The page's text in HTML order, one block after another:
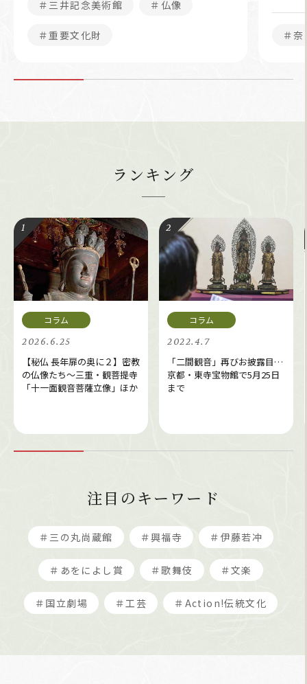
＃三井記念美術館 ＃仏像
＃重要文化財 ＃
ランキング
2026.6.25
【秘仏 長年扉の奥に２】密教
の仏像たち～三重・観菩提寺
「十一面観音菩薩立像」ほか
2022.4.7
「二間観音」再びお披露目…
京都・東寺宝物館で5月25日
まで
注目のキーワード
＃三の丸尚蔵館 ＃興福寺 ＃伊藤若冲
＃あをによし賞 ＃歌舞伎 ＃文楽
＃国立劇場 ＃工芸 ＃Action!伝統文化